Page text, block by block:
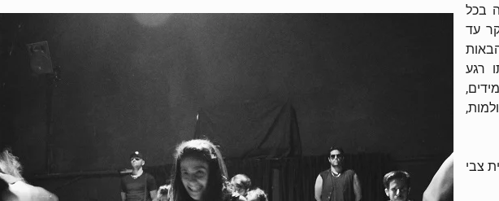
בכל
עד
רגע
צבי